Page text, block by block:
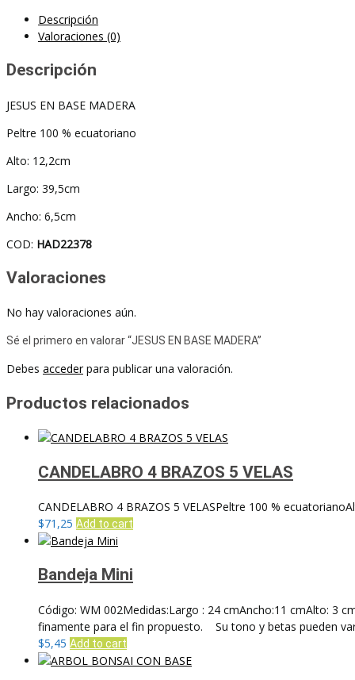
Descripción
Valoraciones (0)
Descripción
JESUS EN BASE MADERA
Peltre 100 % ecuatoriano
Alto: 12,2cm
Largo: 39,5cm
Ancho: 6,5cm
COD: HAD22378
Valoraciones
No hay valoraciones aún.
Sé el primero en valorar “JESUS EN BASE MADERA”
Debes accederpara publicar una valoración.
Productos relacionados
CANDELABRO 4 BRAZOS 5 VELAS
CANDELABRO 4 BRAZOS 5 VELASPeltre 100 %
$71,25 Add to cart
Bandeja Mini
Código: WM 002Medidas:Largo : 24 cmAncho:11 cmAlto: 3
finamente para el fin propuesto. Su tono y betas pueden
$5,45 Add to cart